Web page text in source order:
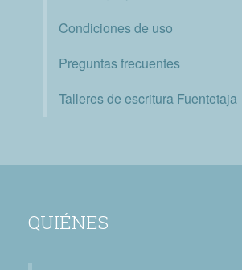
Condiciones de uso
Preguntas frecuentes
Talleres de escritura Fuentetaja
QUIÉNES